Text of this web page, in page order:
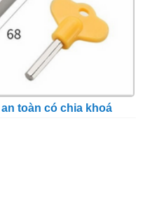
toàn có chia khoá